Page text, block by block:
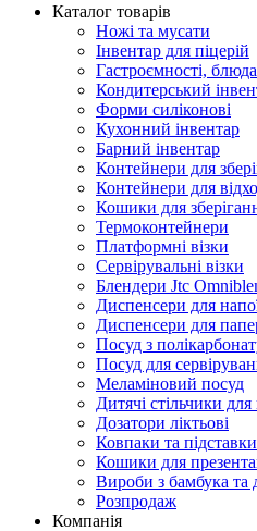
Каталог товарів
Ножі та мусати
Інвентар для піцерій
Гастроємності,
Кондитерський
Форми силіконові
Кухонний інвентар
Барний інвентар
Контейнери для
Контейнери для
Кошики для
Термоконтейнери
Платформні візки
Сервірувальні візки
Блендери Jtc
Диспенсери для
Диспенсери для
Посуд з
Посуд для
Меламіновий посуд
Дитячі стільчики
Дозатори ліктьові
Ковпаки та
Кошики для
Вироби з бамбука та
Розпродаж
Компанія